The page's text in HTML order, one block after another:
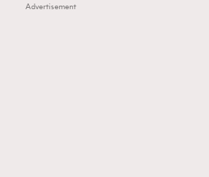
Advertisement